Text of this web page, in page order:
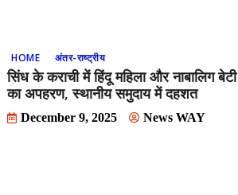
HOME अंतर-राष्ट्रीय
सिंध के कराची में हिंदू महिला और नाबालिग बेटी
का अपहरण, स्थानीय समुदाय में दहशत
December 9, 2025 News WAY